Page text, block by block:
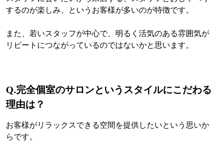
するのが楽しみ、というお客様が多いのが特徴です。
また、若いスタッフが中心で、明るく活気のある雰囲気が
リピートにつながっているのではないかと思います。
Q.完全個室のサロンというスタイルにこだわる
理由は？
お客様がリラックスできる空間を提供したいという思いか
らです。